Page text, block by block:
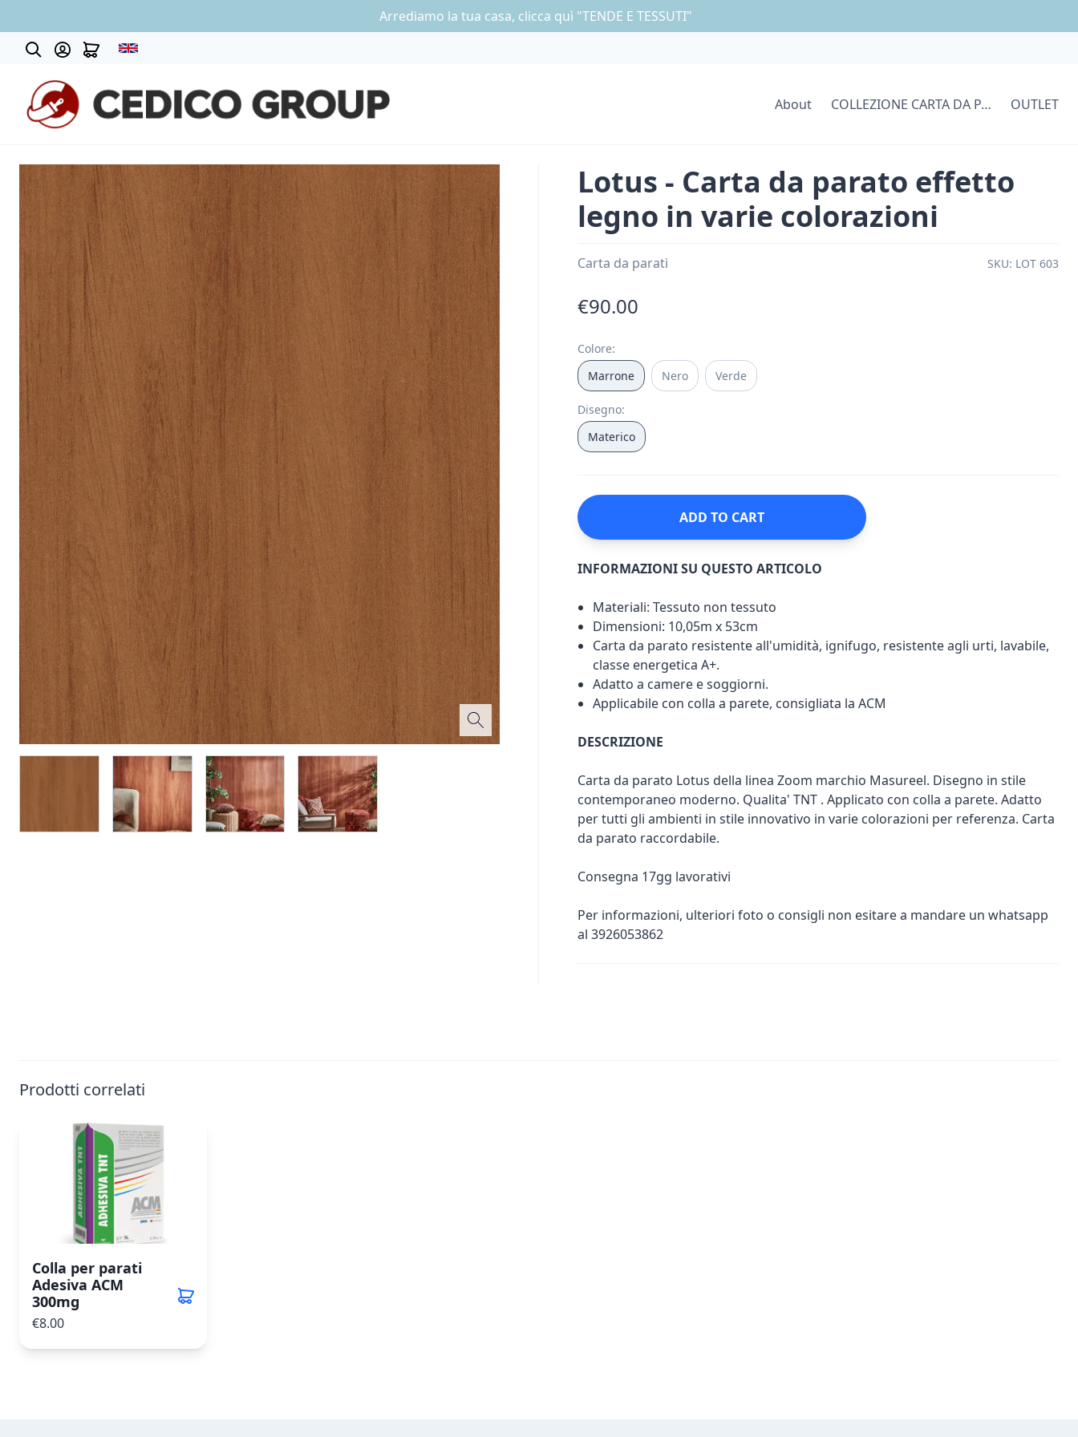
Arrediamo la tua casa, clicca quì "TENDE E TESSUTI"
About COLLEZIONE CARTA DA PARATI OUTLET
Lotus - Carta da parato effetto
legno in varie colorazioni
Carta da parati SKU: LOT 603
€90.00
Colore:
Marrone
Nero Verde
Disegno:
Materico
ADD TO CART
INFORMAZIONI SU QUESTO ARTICOLO
Materiali: Tessuto non tessuto
Dimensioni: 10,05m x 53cm
Carta da parato resistente all'umidità, ignifugo, resistente agli urti, lavabile,
classe energetica A+.
Adatto a camere e soggiorni.
Applicabile con colla a parete, consigliata la ACM
DESCRIZIONE
Carta da parato Lotus della linea Zoom marchio Masureel. Disegno in stile
contemporaneo moderno. Qualita' TNT . Applicato con colla a parete. Adatto
per tutti gli ambienti in stile innovativo in varie colorazioni per referenza. Carta
da parato raccordabile.
Consegna 17gg lavorativi
Per informazioni, ulteriori foto o consigli non esitare a mandare un whatsapp
al 3926053862
Prodotti correlati
Colla per parati
Adesiva ACM
300mg
€8.00